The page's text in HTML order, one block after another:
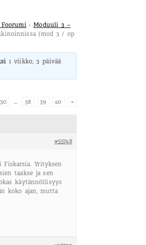
› Moduuli 3 –
(mod 3 / op
1 viikko, 3 päivää
30 … 38 39 40 →
#55748
Yrityksen
taakse ja sen
käytännöllisyys
koko ajan, mutta